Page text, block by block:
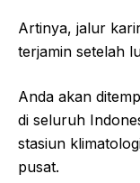
Artinya, jalur
terjamin setelah
Anda akan
di seluruh
stasiun
pusat.